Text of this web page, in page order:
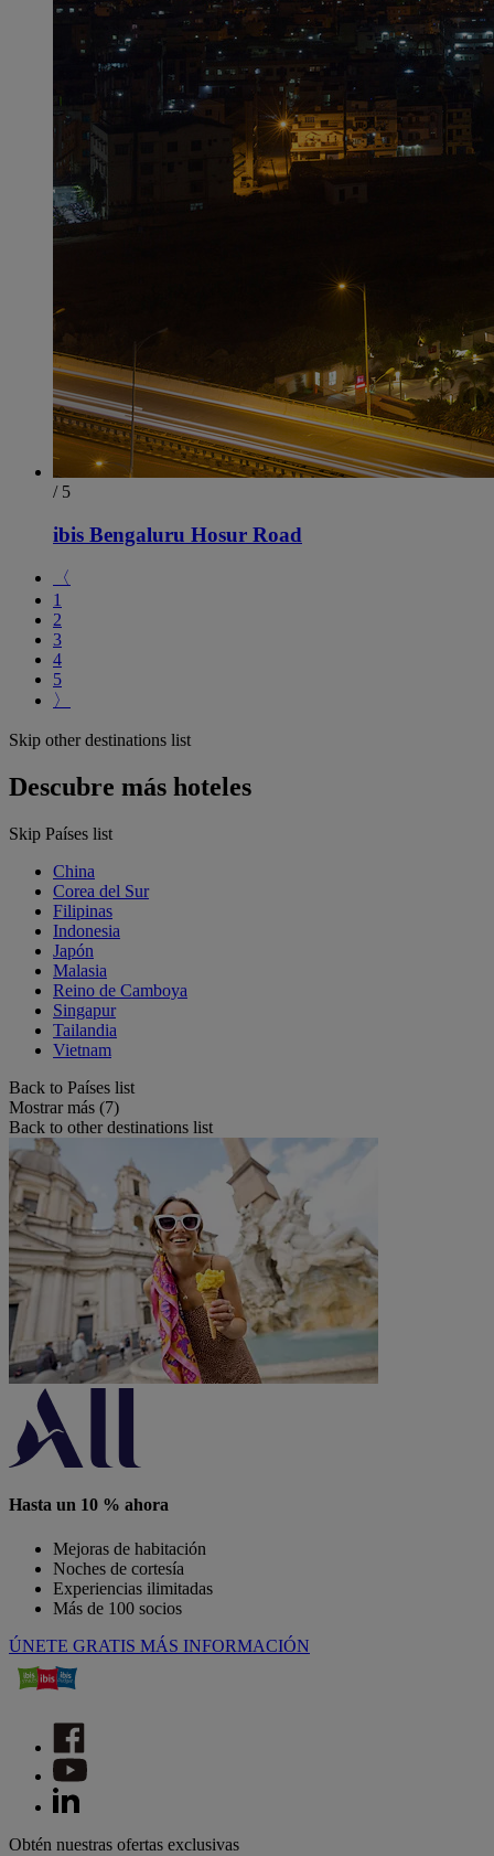
/ 5
ibis Bengaluru Hosur Road
〈
1
2
3
4
5
〉
Skip other destinations list
Descubre más hoteles
Skip Países list
China
Corea del Sur
Filipinas
Indonesia
Japón
Malasia
Reino de Camboya
Singapur
Tailandia
Vietnam
Back to Países list
Mostrar más (7)
Back to other destinations list
Hasta un 10 % ahora
Mejoras de habitación
Noches de cortesía
Experiencias ilimitadas
Más de 100 socios
ÚNETE GRATIS MÁS INFORMACIÓN
Obtén nuestras ofertas exclusivas